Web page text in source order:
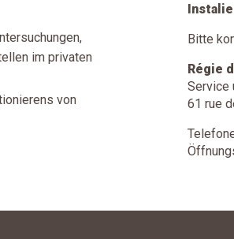
im privaten
von
Bitte
Régie
Service
61 rue